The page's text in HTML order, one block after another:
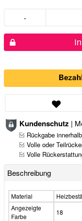
-
Kundenschutz |
Rückgabe
Volle oder
Volle
Beschreibung
Material
Angezeigte
Farbe
18